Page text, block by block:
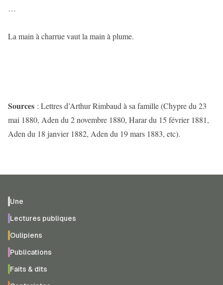
…
La main à charrue vaut la main à plume.
Sources : Lettres d’Arthur Rimbaud à sa famille (Chypre du 23
mai 1880, Aden du 2 novembre 1880, Harar du 15 février 1881,
Aden du 18 janvier 1882, Aden du 19 mars 1883, etc).
Une
Lectures publiques
Oulipiens
Publications
Faits & dits